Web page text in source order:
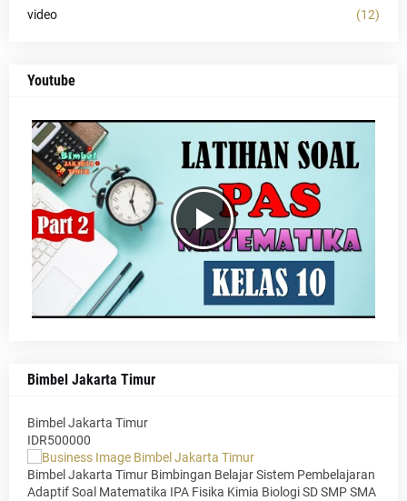
video (12)
Youtube
Bimbel Jakarta Timur
Bimbel Jakarta Timur
IDR500000
Bimbel Jakarta Timur Bimbingan Belajar Sistem Pembelajaran
Adaptif Soal Matematika IPA Fisika Kimia Biologi SD SMP SMA